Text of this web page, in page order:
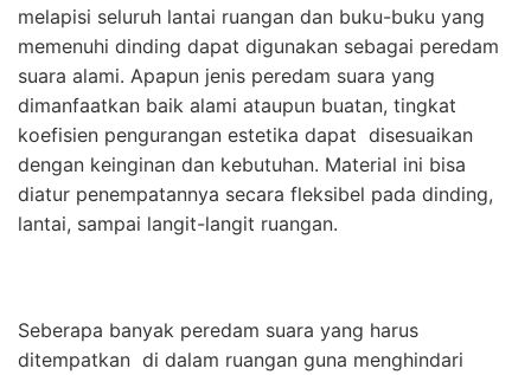
melapisi seluruh lantai ruangan dan buku-buku yang
memenuhi dinding dapat digunakan sebagai peredam
suara alami. Apapun jenis peredam suara yang
dimanfaatkan baik alami ataupun buatan, tingkat
koefisien pengurangan estetika dapat disesuaikan
dengan keinginan dan kebutuhan. Material ini bisa
diatur penempatannya secara fleksibel pada dinding,
lantai, sampai langit-langit ruangan.
Seberapa banyak peredam suara yang harus
ditempatkan di dalam ruangan guna menghindari